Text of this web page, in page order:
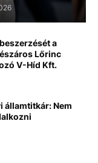
a
Lőrinc
V-Híd Kft.
államtitkár: Nem